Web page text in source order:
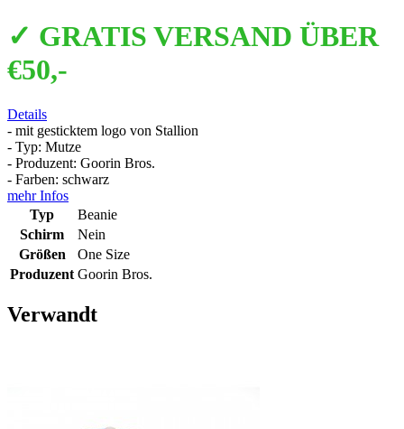
✓ GRATIS VERSAND ÜBER
€50,-
Details
- mit gesticktem logo von Stallion
- Typ: Mutze
- Produzent: Goorin Bros.
- Farben: schwarz
mehr Infos
Typ
Beanie
Schirm
Nein
Größen
One Size
Produzent Goorin Bros.
Verwandt